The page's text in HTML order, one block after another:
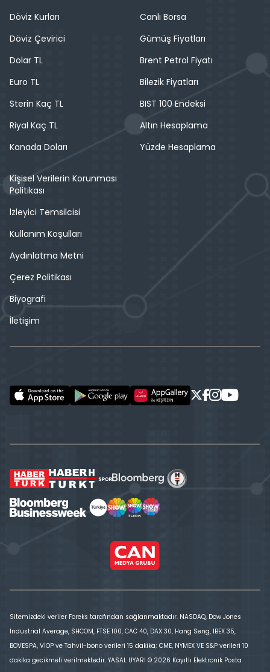
Döviz Kurları
Döviz Çevirici
Dolar TL
Euro TL
Sterin Kaç TL
Riyal Kaç TL
Kanada Doları
Canlı Borsa
Gümüş Fiyatları
Brent Petrol Fiyatı
Bilezik Fiyatları
BIST 100 Endeksi
Altın Hesaplama
Yüzde Hesaplama
Kişisel Verilerin Korunması
Politikası
İzleyici Temsilcisi
Kullanım Koşulları
Aydınlatma Metni
Çerez Politikası
Biyografi
İletişim
Sitemizdeki veriler Foreks tarafından sağlanmaktadır. NASDAQ, Dow Jones
Industrial Average, SHCOM, FTSE 100, CAC 40, DAX 30, Hang Seng, IBEX 35,
BOVESPA, VİOP ve Tahvil-bono verileri 15 dakika; CME, NYMEX VE S&P verileri 10
dakika gecikmeli verilmektedir. YASAL UYARI © 2026 Kayıtlı Elektronik Posta